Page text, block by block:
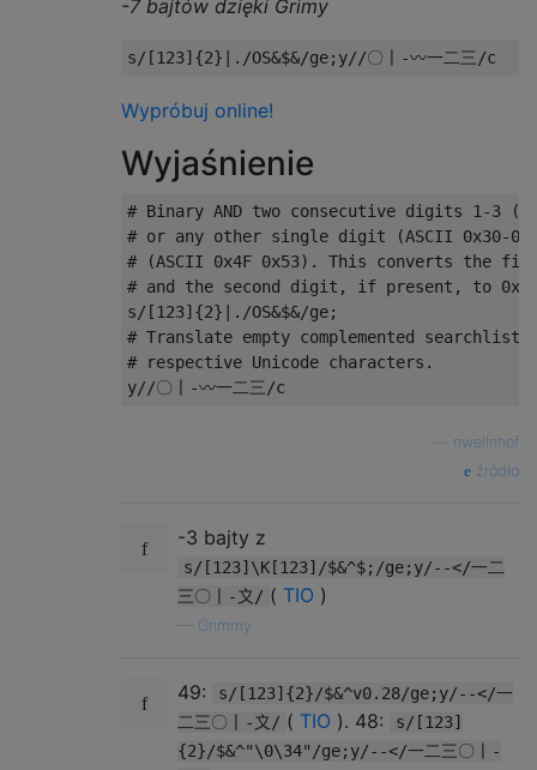
-7 bajtów dzięki Grimy
Wypróbuj online!
Wyjaśnienie
# Binary AND two consecutive digits 1-3
# or any other single digit (ASCII 0x30-
# (ASCII 0x4F 0x53). This converts the
# and the second digit, if present, to
s/[123]{2}|./OS&$&/ge;
# Translate empty complemented searchlist
# respective Unicode characters.
nwellnhof
źródło
-3 bajty z
s/[123]\K[123]/$&^$;/ge;y/--</一二
三〇〡-〩/ ( TIO )
Grimmy
49:
s/[123]{2}/$&^v0.28/ge;y/--</一
二三〇〡-〩/ ( TIO ). 48:
s/[123]
{2}/$&^"\0\34"/ge;y/--</一二三〇〡-